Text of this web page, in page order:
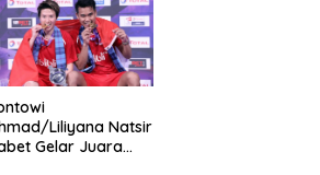
Liliyana Natsir
Gelar Juara